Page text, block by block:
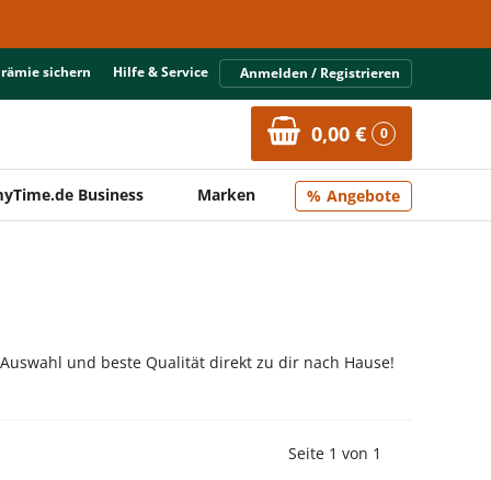
sichern Hilfe & Service Anmelden / Registrieren
0,00 € 0
Business Marken Angebote
und beste Qualität direkt zu dir nach Hause!
Vorherige Seite
Seite 1 von 1